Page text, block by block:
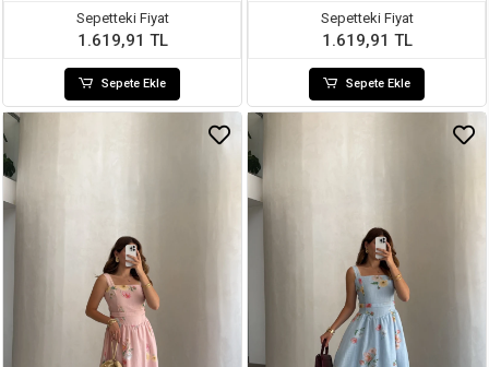
Sepetteki Fiyat
1.619,91 TL
Sepete Ekle
Sepetteki Fiyat
1.619,91 TL
Sepete Ekle